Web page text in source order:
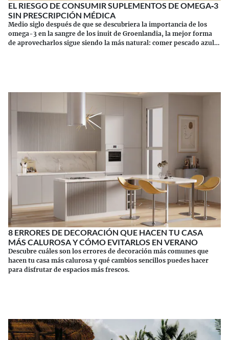
EL RIESGO DE CONSUMIR SUPLEMENTOS DE OMEGA‑3
SIN PRESCRIPCIÓN MÉDICA
Medio siglo después de que se descubriera la importancia de los
omega-3 en la sangre de los inuit de Groenlandia, la mejor forma
de aprovecharlos sigue siendo la más natural: comer pescado azul.
8 ERRORES DE DECORACIÓN QUE HACEN TU CASA
MÁS CALUROSA Y CÓMO EVITARLOS EN VERANO
Descubre cuáles son los errores de decoración más comunes que
hacen tu casa más calurosa y qué cambios sencillos puedes hacer
para disfrutar de espacios más frescos.